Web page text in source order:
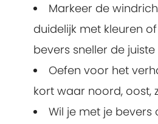
Markeer de
duidelijk met kleuren
bevers sneller de
Oefen voor het
kort waar noord, oost,
Wil je met je